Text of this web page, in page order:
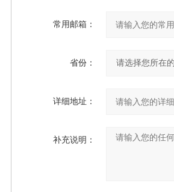
常用邮箱：
省份：
详细地址：
补充说明：